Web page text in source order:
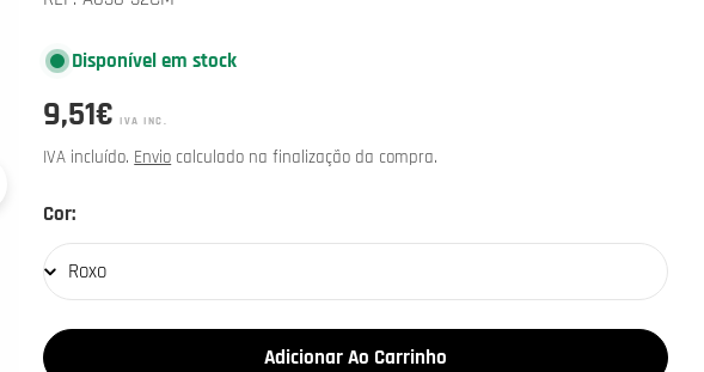
Disponível em stock
Preço
normal
9,51€ IVA INC.
IVA incluído. Envio calculado na finalização da compra.
Cor:
Roxo
Adicionar Ao Carrinho